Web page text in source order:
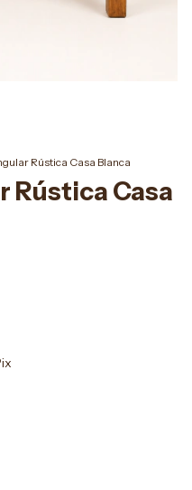
Rústica Casa Blanca
Rústica Casa